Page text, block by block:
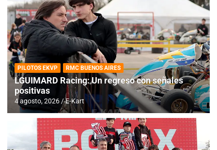
PILOTOS EKVP RMC BUENOS AIRES
LGUIMARD Racing: Un regreso con señales
positivas
4 agosto, 2026 E-Kart